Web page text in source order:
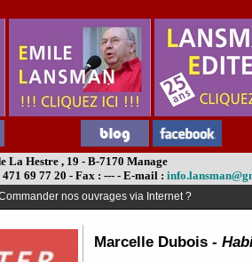
La Hestre , 19 - B-7170 Manage
69 77 20 - Fax : --- - E-mail :
nos ouvrages via Internet ?
Marcelle Dubois -